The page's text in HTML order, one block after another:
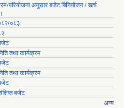
परियोजना अनुसार बजेट बिनियोजन / खर्च
०८३
तथा कार्यक्रम
तथा कार्यक्रम
बजेट
अन्य